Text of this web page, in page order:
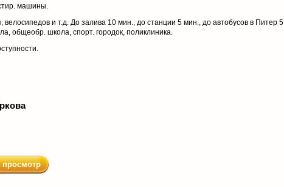
машины.
и т.д. До залива 10 мин., до станции 5 мин., до автобусов в Питер 5
общеобр. школа, спорт. городок, поликлиника.
просмотр